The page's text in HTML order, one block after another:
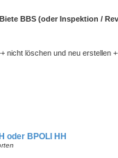
Biete BBS (oder Inspektion /
löschen und neu erstellen
oder BPOLI HH